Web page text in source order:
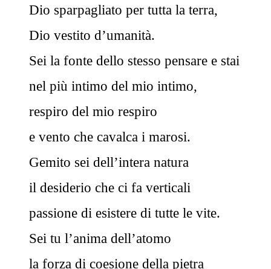
Dio sparpagliato per tutta la terra,
Dio vestito d’umanità.
Sei la fonte dello stesso pensare e stai
nel più intimo del mio intimo,
respiro del mio respiro
e vento che cavalca i marosi.
Gemito sei dell’intera natura
il desiderio che ci fa verticali
passione di esistere di tutte le vite.
Sei tu l’anima dell’atomo
la forza di coesione della pietra